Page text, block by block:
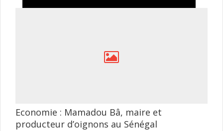
Economie : Mamadou Bâ, maire et
producteur d’oignons au Sénégal